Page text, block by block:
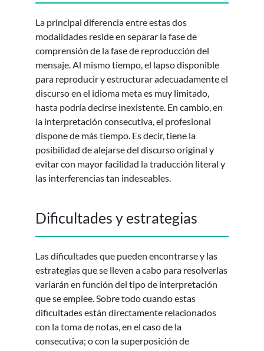
La principal diferencia entre estas dos
modalidades reside en separar la fase de
comprensión de la fase de reproducción del
mensaje. Al mismo tiempo, el lapso disponible
para reproducir y estructurar adecuadamente el
discurso en el idioma meta es muy limitado,
hasta podría decirse inexistente. En cambio, en
la interpretación consecutiva, el profesional
dispone de más tiempo. Es decir, tiene la
posibilidad de alejarse del discurso original y
evitar con mayor facilidad la traducción literal y
las interferencias tan indeseables.
Dificultades y estrategias
Las dificultades que pueden encontrarse y las
estrategias que se lleven a cabo para resolverlas
variarán en función del tipo de interpretación
que se emplee. Sobre todo cuando estas
dificultades están directamente relacionados
con la toma de notas, en el caso de la
consecutiva; o con la superposición de